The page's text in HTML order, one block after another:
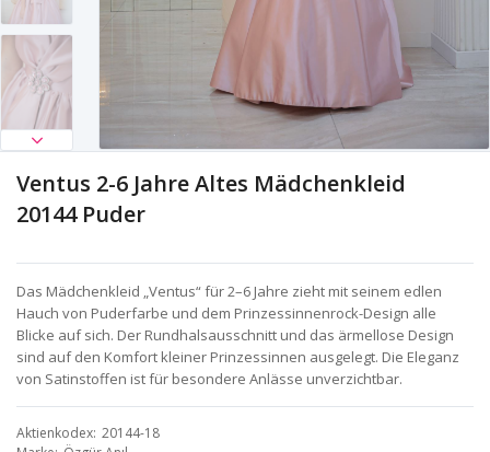
Ventus 2-6 Jahre Altes Mädchenkleid
20144 Puder
Das Mädchenkleid „Ventus“ für 2–6 Jahre zieht mit seinem edlen
Hauch von Puderfarbe und dem Prinzessinnenrock-Design alle
Blicke auf sich. Der Rundhalsausschnitt und das ärmellose Design
sind auf den Komfort kleiner Prinzessinnen ausgelegt. Die Eleganz
von Satinstoffen ist für besondere Anlässe unverzichtbar.
Aktienkodex 20144-18